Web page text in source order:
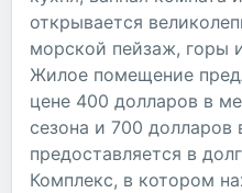
открывается
морской пейзаж, горы
Жилое помещение
цене 400 долларов в
сезона и 700 долларов
предоставляется в
Комплекс, в котором